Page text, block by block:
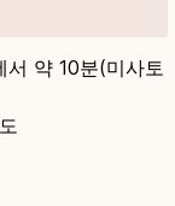
서 약 10분(미사토